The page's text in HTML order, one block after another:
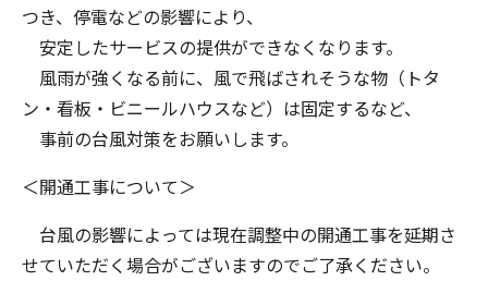
つき、停電などの影響により、
安定したサービスの提供ができなくなります。
風雨が強くなる前に、風で飛ばされそうな物（トタ
ン・看板・ビニールハウスなど）は固定するなど、
事前の台風対策をお願いします。
＜開通工事について＞
台風の影響によっては現在調整中の開通工事を延期さ
せていただく場合がございますのでご了承ください。